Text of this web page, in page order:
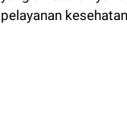
pelayanan